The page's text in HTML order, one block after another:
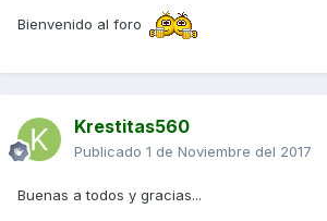
Bienvenido al foro
Krestitas560
Publicado 1 de Noviembre del 2017
Buenas a todos y gracias...